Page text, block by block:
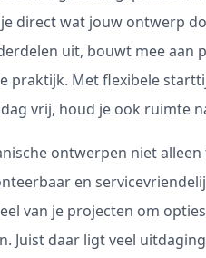
direct wat jouw ontwerp
uit, bouwt mee aan
praktijk. Met flexibele
vrij, houd je ook ruimte
ontwerpen niet
en
van je projecten om
Juist daar ligt veel